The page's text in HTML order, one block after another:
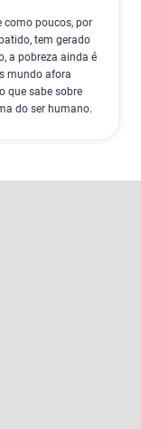
como poucos, por
tem gerado
a pobreza ainda é
mundo afora
que sabe sobre
do ser humano.